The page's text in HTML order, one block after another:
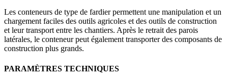
Les conteneurs de type de fardier permettent une manipulation et un
chargement faciles des outils agricoles et des outils de construction
et leur transport entre les chantiers. Après le retrait des parois
latérales, le conteneur peut également transporter des composants de
construction plus grands.
PARAMÈTRES TECHNIQUES